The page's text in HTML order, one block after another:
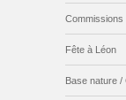
Commissions
Fête à Léon
Base nature /